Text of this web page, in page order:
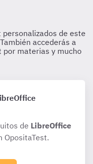
de LibreOffice
OpositaTest.